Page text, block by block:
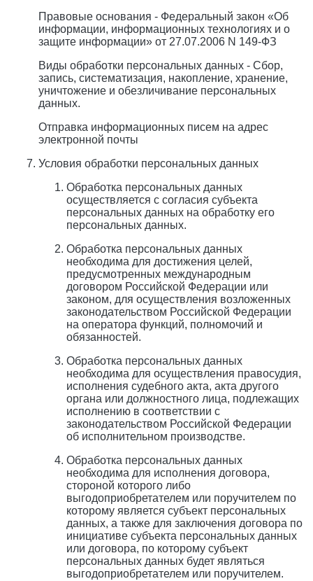
Правовые основания - Федеральный закон «Об
информации, информационных технологиях и о
защите информации» от 27.07.2006 N 149-ФЗ
Виды обработки персональных данных - Сбор,
запись, систематизация, накопление, хранение,
уничтожение и обезличивание персональных
данных.
Отправка информационных писем на адрес
электронной почты
Условия обработки персональных данных
Обработка персональных данных
осуществляется с согласия субъекта
персональных данных на обработку его
персональных данных.
Обработка персональных данных
необходима для достижения целей,
предусмотренных международным
договором Российской Федерации или
законом, для осуществления возложенных
законодательством Российской Федерации
на оператора функций, полномочий и
обязанностей.
Обработка персональных данных
необходима для осуществления правосудия,
исполнения судебного акта, акта другого
органа или должностного лица, подлежащих
исполнению в соответствии с
законодательством Российской Федерации
об исполнительном производстве.
Обработка персональных данных
необходима для исполнения договора,
стороной которого либо
выгодоприобретателем или поручителем по
которому является субъект персональных
данных, а также для заключения договора по
инициативе субъекта персональных данных
или договора, по которому субъект
персональных данных будет являться
выгодоприобретателем или поручителем.